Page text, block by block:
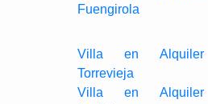
Fuengirola
Villa en
Torrevieja
Villa en